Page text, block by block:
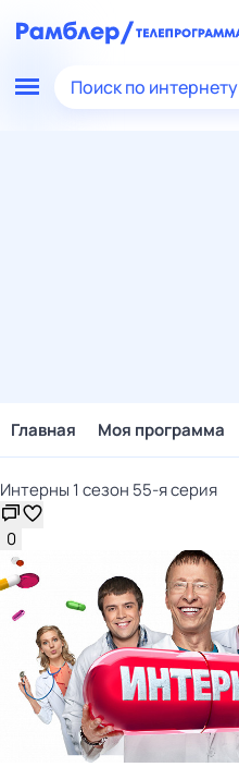
Поиск по интернету
Главная Моя программа
Интерны 1 сезон 55-я серия
0